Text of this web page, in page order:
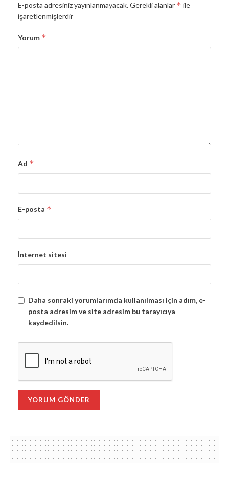
E-posta adresiniz yayınlanmayacak.Gerekli alanlar * ile
işaretlenmişlerdir
Yorum *
Ad *
E-posta *
İnternet sitesi
Daha sonraki yorumlarımda kullanılması için adım, e-
posta adresim ve site adresim bu tarayıcıya
kaydedilsin.